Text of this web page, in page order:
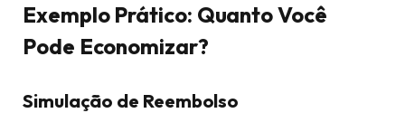
Exemplo Prático: Quanto Você
Pode Economizar?
Simulação de Reembolso